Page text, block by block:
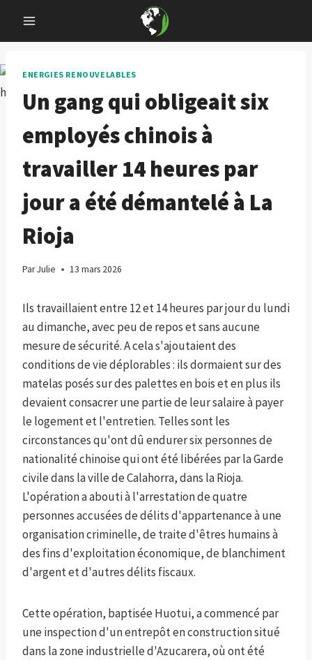
content
ENERGIES RENOUVELABLES
Un gang qui obligeait six
employés chinois à
travailler 14 heures par
jour a été démantelé à La
Rioja
ParJulie 13 mars 2026
Ils travaillaient entre 12 et 14 heures par jour du lundi
au dimanche, avec peu de repos et sans aucune
mesure de sécurité. A cela s'ajoutaient des
conditions de vie déplorables : ils dormaient sur des
matelas posés sur des palettes en bois et en plus ils
devaient consacrer une partie de leur salaire à payer
le logement et l'entretien. Telles sont les
circonstances qu'ont dû endurer six personnes de
nationalité chinoise qui ont été libérées par la Garde
civile dans la ville de Calahorra, dans la Rioja.
L'opération a abouti à l'arrestation de quatre
personnes accusées de délits d'appartenance à une
organisation criminelle, de traite d'êtres humains à
des fins d'exploitation économique, de blanchiment
d'argent et d'autres délits fiscaux.
Cette opération, baptisée Huotui, a commencé par
une inspection d'un entrepôt en construction situé
dans la zone industrielle d'Azucarera, où ont été